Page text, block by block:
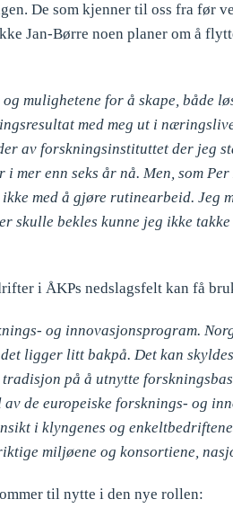
De som kjenner til oss fra før
Jan-Børre noen planer om å
mulighetene for å skape, både
med meg ut i
av forskningsinstituttet der jeg
mer enn seks år nå. Men, som
med å gjøre rutinearbeid. Jeg
skulle bekles kunne jeg ikke
i ÅKPs nedslagsfelt kan få
og innovasjonsprogram.
ligger litt bakpå. Det kan
på å utnytte
de europeiske forsknings- og
i klyngenes og
miljøene og konsortiene,
til nytte i den nye rollen: